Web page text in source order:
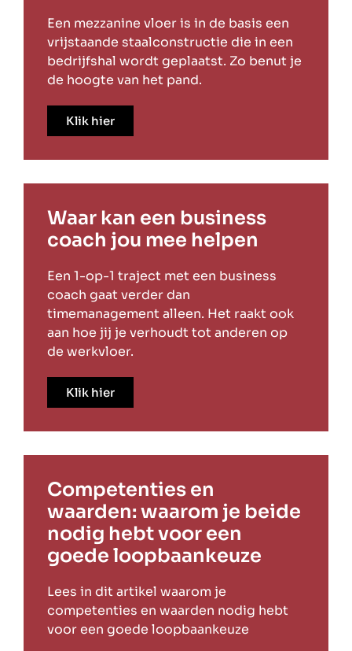
Een mezzanine vloer is in de basis een
vrijstaande staalconstructie die in een
bedrijfshal wordt geplaatst. Zo benut je
de hoogte van het pand.
Klik hier
Waar kan een business
coach jou mee helpen
Een 1-op-1 traject met een business
coach gaat verder dan
timemanagement alleen. Het raakt ook
aan hoe jij je verhoudt tot anderen op
de werkvloer.
Klik hier
Competenties en
waarden: waarom je beide
nodig hebt voor een
goede loopbaankeuze
Lees in dit artikel waarom je
competenties en waarden nodig hebt
voor een goede loopbaankeuze